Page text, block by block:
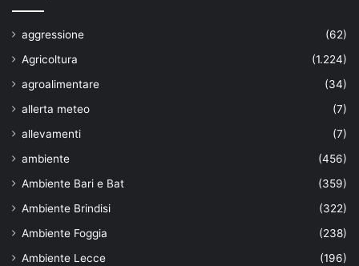
aggressione
(62)
Agricoltura
(1.224)
agroalimentare
(34)
allerta meteo
(7)
allevamenti
(7)
ambiente
(456)
Ambiente Bari e Bat
(359)
Ambiente Brindisi
(322)
Ambiente Foggia
(238)
Ambiente Lecce
(196)